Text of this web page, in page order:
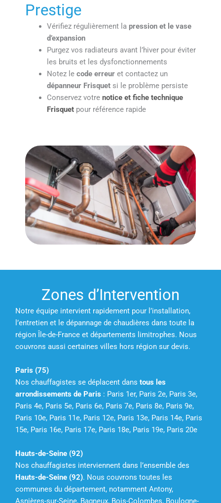
Prestige
Vérifiez régulièrement la pression et le vase
d’expansion
Purgez vos radiateurs avant l’hiver pour éviter
les bruits et les dysfonctionnements
Notez le code erreuret contactez un
dépanneur Frisquetsi le problème persiste
Conservez votre notice et fiche technique
Frisquetpour référence rapide
Zones d’Intervention
Notre équipe intervient rapidement pour l’installation,
l’entretien et le dépannage de chaudières dans toute la
région Île-de-France et départements limitrophes. Nous
couvrons aussi certaines villes hors région sur devis.
Paris (75)
Nos chauffagistes se déplacent dans tous les
arrondissements de Paris : Paris 1er, Paris 2e, Paris 3e,
Paris 4e, Paris 5e, Paris 6e, Paris 7e, Paris 8e, Paris 9e,
Paris 10e, Paris 11e, Paris 12e, Paris 13e, Paris 14e, Paris
15e, Paris 16e, Paris 17e, Paris 18e, Paris 19e, Paris 20e
Hauts-de-Seine (92)
Nos chauffagistes interviennent dans l’ensemble des
Hauts-de-Seine (92). Nous couvrons toutes les
communes du département, notamment Antony,
Asnières-sur-Seine, Bagneux, Bois-Colombes, Boulogne-